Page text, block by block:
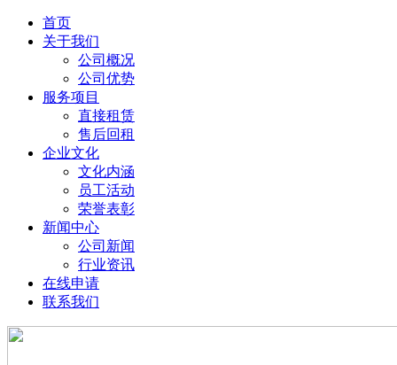
首页
关于我们
公司概况
公司优势
服务项目
直接租赁
售后回租
企业文化
文化内涵
员工活动
荣誉表彰
新闻中心
公司新闻
行业资讯
在线申请
联系我们